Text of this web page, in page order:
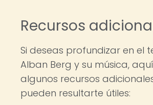
Recursos
Si deseas profundizar en el
Alban Berg y su música,
algunos recursos
pueden resultarte útiles: